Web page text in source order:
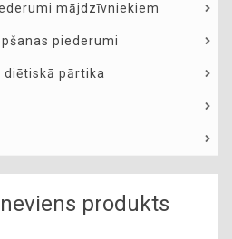
mājdzīvniekiem
piederumi
pārtika
produkts